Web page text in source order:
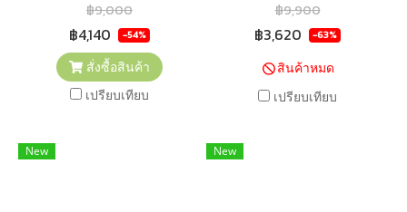
฿9,000
฿4,140 -54%
สั่งซื้อสินค้า
เปรียบเทียบ
฿9,900
฿3,620 -63%
สินค้าหมด
เปรียบเทียบ
New New